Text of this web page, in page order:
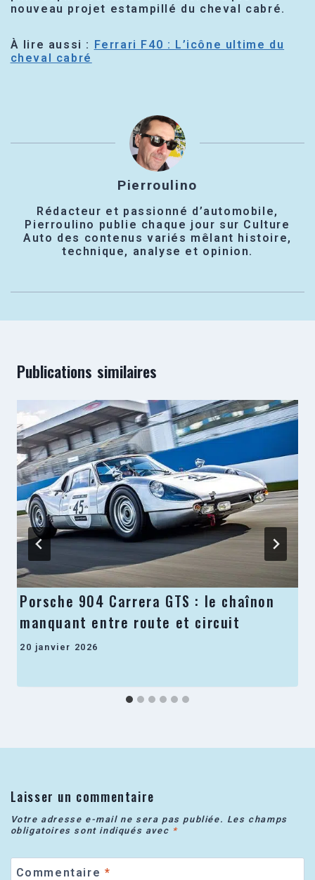
nouveau projet estampillé du cheval cabré.
À lire aussi :
Ferrari F40 : L’icône ultime du
cheval cabré
Pierroulino
Rédacteur et passionné d’automobile,
Pierroulino publie chaque jour sur Culture
Auto des contenus variés mêlant histoire,
technique, analyse et opinion.
Publications similaires
Porsche 904 Carrera GTS : le chaînon
manquant entre route et circuit
20 janvier 2026
Laisser un commentaire
Votre adresse e-mail ne sera pas publiée. Les champs
obligatoires sont indiqués avec *
Commentaire *